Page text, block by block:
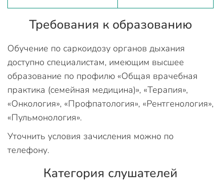
Требования к образованию
Обучение по саркоидозу органов дыхания
доступно специалистам, имеющим высшее
образование по профилю «Общая врачебная
практика (семейная медицина)», «Терапия»,
«Онкология», «Профпатология», «Рентгенология»,
«Пульмонология».
Уточнить условия зачисления можно по
телефону.
Категория слушателей